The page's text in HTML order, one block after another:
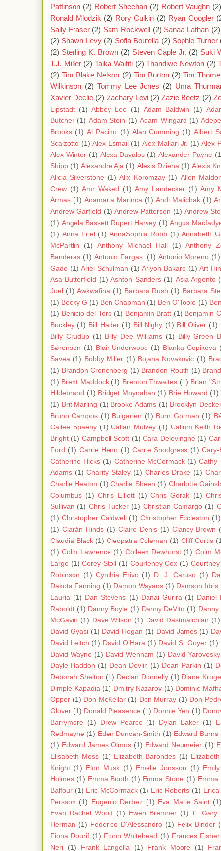
Pattinson (2) Robert Sheehan (2) Robert Vaughn (2)
Ronald Mlodzik (2) Rory Culkin (2) Ryan Coogler
Sally Fraser (2) Sam Rockwell (2) Sanaa Lathan (2)
(2) Shawn Levy (2) Sofia Boutella (2) Sophie Turner
(2) Sterling K. Brown (2) Steven Caple Jr. (2) Suki
T.J. Miller (2) Taika Waititi (2) Thandiwe Newton (2)
(2) Tim Blake Nelson (2) Tim Burton (2) Tim
Wilkinson (2) Tommy Lee Jones (2) Uma
Xavier Declie (2) Zachary Levi (2) Zazie Beetz (2)
Lipstadt (1) Abbey Lee (1) Adam Baldwin (1)
Butcher (1) Adam Stein (1) Adam Wingard (1)
Brooks (1) Al Pacino (1) Alan Cumming (1) Albert
Scalzotto (1) Alex Esmail (1) Alex Mallari Jr. (1) Alex
Alex Winter (1) Alexa Davalos (1) Alexander Payne
Shipp (1) Alexandre Aja (1) Alexis Dziena (1) Alexis
Alicia Silverstone (1) Alix Koromzay (1) Allen
Crew (1) Amr Waked (1) Amy Landecker (1) Amy
Armas (1) Anamaria Marinca (1) Andi Matichak (1)
Andrew Garfield (1) Andrew Patterson (1) Andrew
(1) Angela Bassett Rupert Harvey (1) Angus
(1) Anna Friel (1) AnnaSophia Robb (1) Annabeth
McPartlin
(1) Anthony Michael Hall (1)
Anthony
Banderas (1) Antonio Fargas. (1) Antonio Moreno (1)
Gade (1) Ariel Schulman (1) Ariyon Bakare (1) Art
Asa Butterfield (1) Ashton Sanders (1) Asia Argento
Joel
(1) Awkwafina (1) Barbara Rush (1) Barbara
(1) Becky G (1) Ben Chapman (1) Ben O'Toole (1)
(1) Benicio del Toro (1) Benjamin Bratt (1) Benjamin
Buckley (1) Bill Hader (1) Bill Nighy (1) Bill Oliver (1)
Billy Crudup (1) Billy Dee Williams (1)
Billy Green
Sørensen (1) Blair Underwood (1) Blanka Copikova
Savea (1) Bobby Miller (1) Bojana Novakovic (1)
(1) Brandon Cronenberg (1) Brandon Routh (1)
(1) Brent Maddock (1) Brenton Thwaites (1) Brian
Hildebrand (1) Bridget Moynahan (1) Brie Howard (1)
(1) Brit Marling (1) Brooke Adams (1) Brooklyn Decker
Bruno Campos (1) Bulgarien (1) Burn Gorman (1)
Cailee Spaeny (1) Callan Mulvey (1) Callum Keith
Bright (1) Campbell Scott (1) Cara Delevingne (1)
Ford (1) Carrie Henn (1) Carrie Snodgress (1) Cary-
Catherine Hicks (1) Catherine McCormack (1) Cathy
Adams (1) Charity Staley (1) Charles Drake (1)
Charlie Heaton (1) Charlie Sheen (1) Charlotte
Columbus (1) Chris Elliott (1) Chris Gorak (1)
Sullivan (1) Chris Tucker (1) Christian Camargo (1)
(1) Christopher Caldwell (1) Christopher Eccleston (1)
(1) Ciarán Hinds (1) Claire Denis (1) Clancy Brown
Claudia Black (1) Cleopatra Coleman (1) Cliff Curtis
(1) Colin Lawrence (1) Colleen Dewhurst (1) Colm
Large (1) Corey Stoll (1) Courteney Cox (1)
Robinson (1) Cynthia Erivo (1) D. J. Caruso (1)
Dakota Fanning (1) Damon Wayans (1) Damson Idris
Lauria (1) Dan Stevens (1) Danai Gurira (1) Daniel
Raboldt (1) Danny Boyle (1) Danny DeVito (1) Danny
McGavin (1) Dave Wilson (1) David Dastmalchian (1)
David Gyasi (1) David Hogan (1) David James (1)
David Leitch (1) David O’Hara (1) David S. Goyer (1)
David Wayne (1) David Wenham (1) David Yarovesky
Dayle Haddon (1) Dean Devlin (1) Dean Parkin (1)
Deborah Shelton (1) Declan Donnelly (1) Diane
Dimple Kapadia (1) Dmitry Nazarov (1) Dominic
Opper (1) Don McKellar (1) Don Murray (1) Don
Glover (1) Donald Pleasence (1) Donnie Yen (1)
Barrymore
(1) Drew Pearce (1) Dylan Baker (1)
Redmayne (1) Eden Duncan-Smith (1) Edward Burns
(1) Edward James Olmos (1) Edward Neumeier (1)
Elisabeth Moss (1) Elizabeth Barondes (1)
Knight (1) Elon Musk (1) Emelie Jonsson (1)
Holmes (1) Emma Booth (1) Emma Stone (1) Emma
Balfour (1) Eric McCormack (1) Eric Roberts (1)
Persson (1) Eugenio Derbez (1) Eva Marie Saint
Evan Rachel Wood
(1) Ewen Bremner (1)
F. Gary
Herman (1) Federico D’Alessandro (1) Felix Binder
Fiona Dourif (1) Fionn Whitehead (1) Frances Fisher
Neri
(1) Frank Langella (1) Frank Moore (1)